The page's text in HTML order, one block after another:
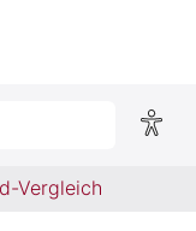
Vergleich